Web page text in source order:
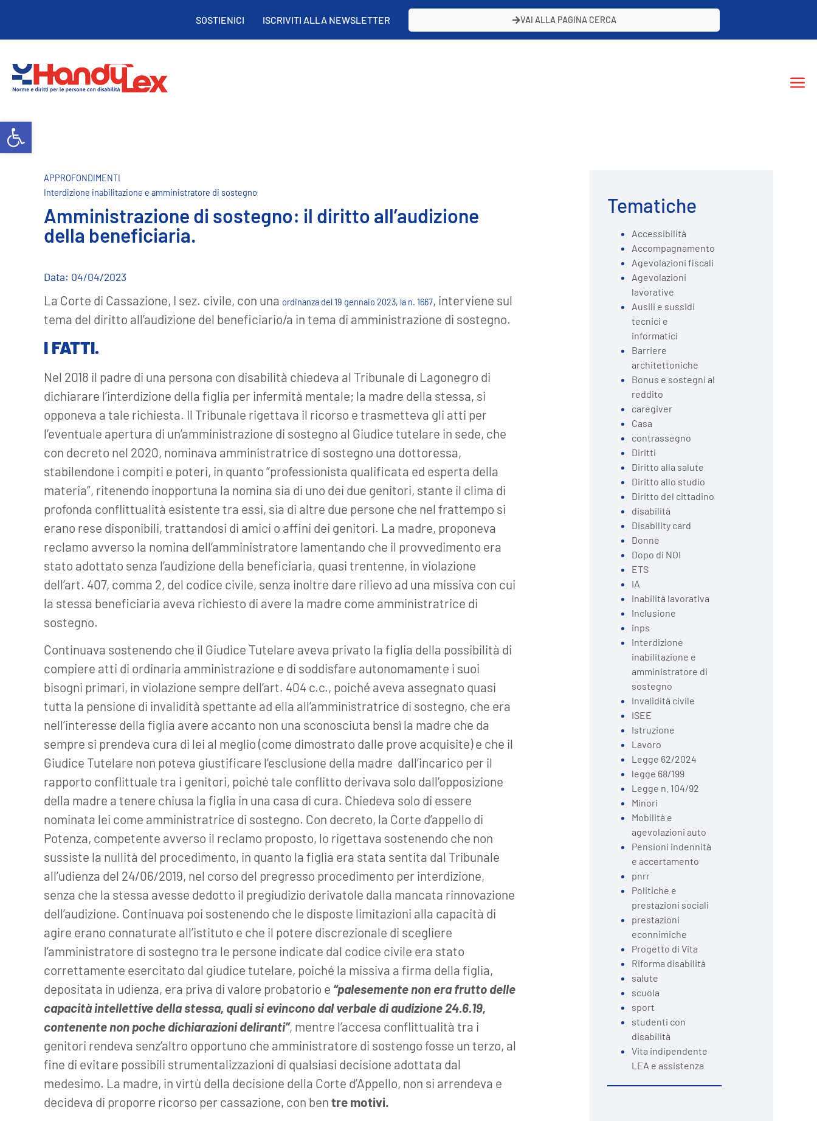
Open toolbar
SOSTIENICI ISCRIVITI ALLA NEWSLETTER VAI ALLA PAGINA CERCA
APPROFONDIMENTI
Interdizione inabilitazione e amministratore di sostegno
Amministrazione di sostegno: il diritto all’audizione
della beneficiaria.
Data: 04/04/2023
La Corte di Cassazione, I sez. civile, con una ordinanza del 19 gennaio 2023, la n. 1667, interviene sul
tema del diritto all’audizione del beneficiario/a in tema di amministrazione di sostegno.
I FATTI.
Nel 2018 il padre di una persona con disabilità chiedeva al Tribunale di Lagonegro di
dichiarare l’interdizione della figlia per infermità mentale; la madre della stessa, si
opponeva a tale richiesta. Il Tribunale rigettava il ricorso e trasmetteva gli atti per
l’eventuale apertura di un’amministrazione di sostegno al Giudice tutelare in sede, che
con decreto nel 2020, nominava amministratrice di sostegno una dottoressa,
stabilendone i compiti e poteri, in quanto “professionista qualificata ed esperta della
materia”, ritenendo inopportuna la nomina sia di uno dei due genitori, stante il clima di
profonda conflittualità esistente tra essi, sia di altre due persone che nel frattempo si
erano rese disponibili, trattandosi di amici o affini dei genitori. La madre, proponeva
reclamo avverso la nomina dell’amministratore lamentando che il provvedimento era
stato adottato senza l’audizione della beneficiaria, quasi trentenne, in violazione
dell’art. 407, comma 2, del codice civile, senza inoltre dare rilievo ad una missiva con cui
la stessa beneficiaria aveva richiesto di avere la madre come amministratrice di
sostegno.
Continuava sostenendo che il Giudice Tutelare aveva privato la figlia della possibilità di
compiere atti di ordinaria amministrazione e di soddisfare autonomamente i suoi
bisogni primari, in violazione sempre dell’art. 404 c.c., poiché aveva assegnato quasi
tutta la pensione di invalidità spettante ad ella all’amministratrice di sostegno, che era
nell’interesse della figlia avere accanto non una sconosciuta bensì la madre che da
sempre si prendeva cura di lei al meglio (come dimostrato dalle prove acquisite) e che il
Giudice Tutelare non poteva giustificare l’esclusione della madre dall’incarico per il
rapporto conflittuale tra i genitori, poiché tale conflitto derivava solo dall’opposizione
della madre a tenere chiusa la figlia in una casa di cura. Chiedeva solo di essere
nominata lei come amministratrice di sostegno. Con decreto, la Corte d’appello di
Potenza, competente avverso il reclamo proposto, lo rigettava sostenendo che non
sussiste la nullità del procedimento, in quanto la figlia era stata sentita dal Tribunale
all’udienza del 24/06/2019, nel corso del pregresso procedimento per interdizione,
senza che la stessa avesse dedotto il pregiudizio derivatole dalla mancata rinnovazione
dell’audizione. Continuava poi sostenendo che le disposte limitazioni alla capacità di
agire erano connaturate all’istituto e che il potere discrezionale di scegliere
l’amministratore di sostegno tra le persone indicate dal codice civile era stato
correttamente esercitato dal giudice tutelare, poiché la missiva a firma della figlia,
depositata in udienza, era priva di valore probatorio e “palesemente non era frutto delle
capacità intellettive della stessa, quali si evincono dal verbale di audizione 24.6.19,
contenente non poche dichiarazioni deliranti”, mentre l’accesa conflittualità tra i
genitori rendeva senz’altro opportuno che amministratore di sostengo fosse un terzo, al
fine di evitare possibili strumentalizzazioni di qualsiasi decisione adottata dal
medesimo. La madre, in virtù della decisione della Corte d’Appello, non si arrendeva e
decideva di proporre ricorso per cassazione, con ben tre motivi.
Tematiche
Accessibilità
Accompagnamento
Agevolazioni fiscali
Agevolazioni
lavorative
Ausili e sussidi
tecnici e
informatici
Barriere
architettoniche
Bonus e sostegni al
reddito
caregiver
Casa
contrassegno
Diritti
Diritto alla salute
Diritto allo studio
Diritto del cittadino
disabilità
Disability card
Donne
Dopo di NOI
ETS
IA
inabilità lavorativa
Inclusione
inps
Interdizione
inabilitazione e
amministratore di
sostegno
Invalidità civile
ISEE
Istruzione
Lavoro
Legge 62/2024
legge 68/199
Legge n. 104/92
Minori
Mobilità e
agevolazioni auto
Pensioni indennità
e accertamento
pnrr
Politiche e
prestazioni sociali
prestazioni
econnimiche
Progetto di Vita
Riforma disabilità
salute
scuola
sport
studenti con
disabilità
Vita indipendente
LEA e assistenza